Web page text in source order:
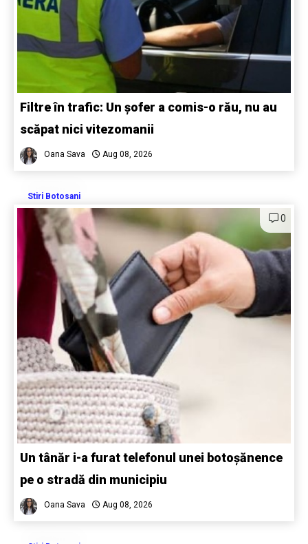
Filtre în trafic: Un șofer a comis-o rău, nu au
scăpat nici vitezomanii
Oana Sava Aug 08, 2026
Stiri Botosani
0
Un tânăr i-a furat telefonul unei botoșănence
pe o stradă din municipiu
Oana Sava Aug 08, 2026